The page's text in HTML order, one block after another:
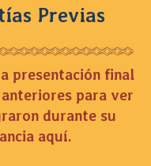
Previas
presentación final
para ver
durante su
aquí.